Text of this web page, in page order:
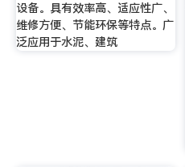
设备。具有效率高、适应性广、
维修方便、节能环保等特点。广
泛应用于水泥、建筑